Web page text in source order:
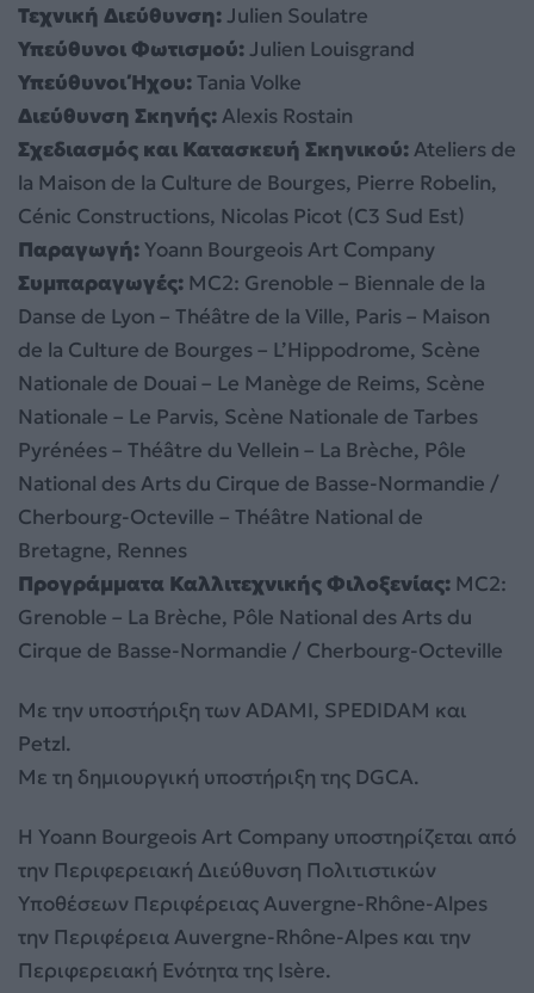
Τεχνική Διεύθυνση: Julien Soulatre
Υπεύθυνοι Φωτισμού: Julien Louisgrand
Υπεύθυνοι Ήχου:Tania Volke
Διεύθυνση Σκηνής:Alexis Rostain
Σχεδιασμός και Κατασκευή Σκηνικού:Ateliers de
la Maison de la Culture de Bourges, Pierre Robelin,
Cénic Constructions, Nicolas Picot (C3 Sud Est)
Παραγωγή:Yoann Bourgeois Art Company
Συμπαραγωγές: MC2: Grenoble – Biennale de la
Danse de Lyon – Théâtre de la Ville, Paris – Maison
de la Culture de Bourges – L’Hippodrome, Scène
Nationale de Douai – Le Manège de Reims, Scène
Nationale – Le Parvis, Scène Nationale de Tarbes
Pyrénées – Théâtre du Vellein – La Brèche, Pôle
National des Arts du Cirque de Basse-Normandie /
Cherbourg-Octeville – Théâtre National de
Bretagne, Rennes
Προγράμματα Καλλιτεχνικής Φιλοξενίας: MC2:
Grenoble – La Brèche, Pôle National des Arts du
Cirque de Basse-Normandie / Cherbourg-Octeville
Με την υποστήριξη των ADAMI, SPEDIDAM και
Petzl.
Με τη δημιουργική υποστήριξη της DGCA.
Η Yoann Bourgeois Art Company υποστηρίζεται από
την Περιφερειακή Διεύθυνση Πολιτιστικών
Υποθέσεων Περιφέρειας Auvergne-Rhône-Alpes
την Περιφέρεια Auvergne-Rhône-Alpes και την
Περιφερειακή Ενότητα της Isère.